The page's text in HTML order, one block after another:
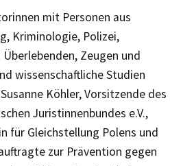
mit Personen aus
Kriminologie, Polizei,
Zeugen und
wissenschaftliche Studien
Köhler, Vorsitzende des
Juristinnenbundes e.V.,
für Gleichstellung Polens und
zur Prävention gegen